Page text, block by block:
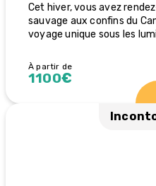
Cet hiver, vous avez
sauvage aux confins du
voyage unique sous les
À partir de
1100€